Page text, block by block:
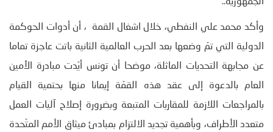
وأكد محمد علي النفطي، خلال اشغال القمة ، أن أدوات الحوكمة
الدولية التي تمّ وضعها بعد الحرب العالمية الثانية باتت عاجزة تماما
عن مجابهة التحديات الماثلة، موضحا أن تونس أيّدت مبادرة الأمين
العام بالدعوة إلى عقد هذه القمّة إيمانا منها بحتمية القيام
بالمراجعات اللازمة للمقاربات المتبعة وبضرورة إصلاح آليات العمل
متعدد الأطراف، وبأهمية تجديد الالتزام بمبادئ ميثاق الأمم المتّحدة